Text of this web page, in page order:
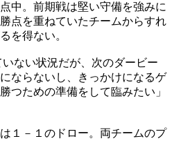
中。前期戦は堅い守備を強みに
点を重ねていたチームからすれ
を得ない。
ない状況だが、次のダービー
ならないし、きっかけになるゲ
つための準備をして臨みたい」
１－１のドロー。両チームのプ